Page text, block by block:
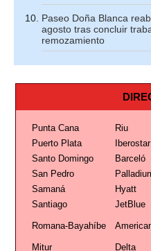
Paseo Doña Blanca
agosto tras concluir
remozamiento
Punta Cana Riu
Puerto Plata
Iberostar
Santo Domingo
Barceló
San Pedro
Samaná
Hyatt
Santiago
JetBlue
Romana-Bayahíbe
Mitur
Delta